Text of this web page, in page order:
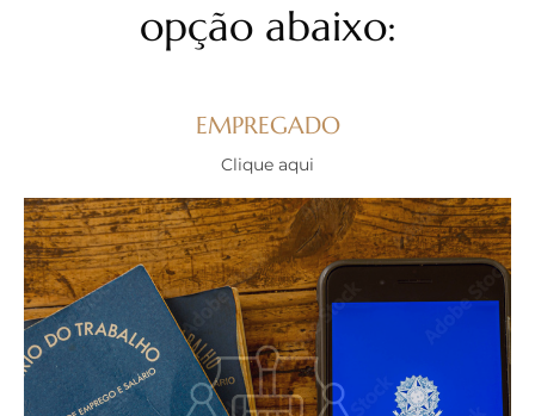
opção abaixo:
EMPREGADO
Clique aqui